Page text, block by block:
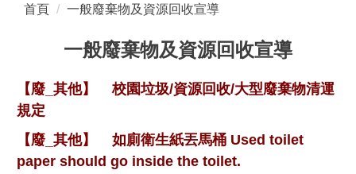
首頁 一般廢棄物及資源回收宣導
一般廢棄物及資源回收宣導
【廢_其他】
校園垃圾/資源回收/大型廢棄物清運
規定
【廢_其他】
如廁衛生紙丟馬桶 Used toilet
paper should go inside the toilet.